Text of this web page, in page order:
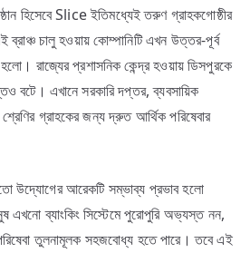
হিসেবে Slice ইতিমধ্যেই তরুণ গ্রাহকগোষ্ঠীর
চালু হওয়ায় কোম্পানিটি এখন উত্তর-পূর্ব
রাজ্যের প্রশাসনিক কেন্দ্র হওয়ায় ডিসপুরকে
বটে। এখানে সরকারি দপ্তর, ব্যবসায়িক
গ্রাহকের জন্য দ্রুত আর্থিক পরিষেবার
উদ্যোগের আরেকটি সম্ভাব্য প্রভাব হলো
এখনো ব্যাংকিং সিস্টেমে পুরোপুরি অভ্যস্ত নন,
তুলনামূলক সহজবোধ্য হতে পারে। তবে এই